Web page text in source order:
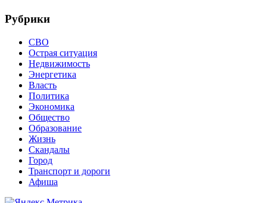
Рубрики
СВО
Острая ситуация
Недвижимость
Энергетика
Власть
Политика
Экономика
Общество
Образование
Жизнь
Скандалы
Город
Транспорт и дороги
Афиша